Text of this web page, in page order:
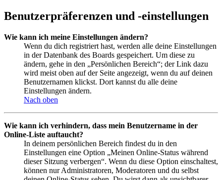
Benutzerpräferenzen und -einstellungen
Wie kann ich meine Einstellungen ändern?
Wenn du dich registriert hast, werden alle deine Einstellungen
in der Datenbank des Boards gespeichert. Um diese zu
ändern, gehe in den „Persönlichen Bereich“; der Link dazu
wird meist oben auf der Seite angezeigt, wenn du auf deinen
Benutzernamen klickst. Dort kannst du alle deine
Einstellungen ändern.
Nach oben
Wie kann ich verhindern, dass mein Benutzername in der
Online-Liste auftaucht?
In deinem persönlichen Bereich findest du in den
Einstellungen eine Option „Meinen Online-Status während
dieser Sitzung verbergen“. Wenn du diese Option einschaltest,
können nur Administratoren, Moderatoren und du selbst